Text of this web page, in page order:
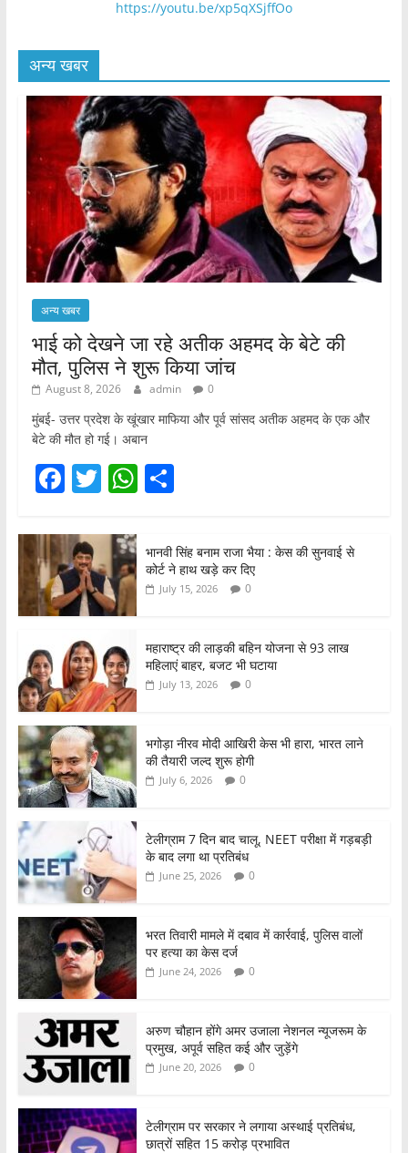
https://youtu.be/xp5qXSjffOo
अन्य खबर
अन्य खबर
भाई को देखने जा रहे अतीक अहमद के बेटे की
मौत, पुलिस ने शुरू किया जांच
August 8, 2026 admin 0
मुंबई- उत्तर प्रदेश के खूंखार माफिया और पूर्व सांसद अतीक अहमद के एक और
बेटे की मौत हो गई। अबान
F
c
e
b
o
o
k
T
itt
er
W
s
A
p
S
ar
e
भानवी सिंह बनाम राजा भैया : केस की सुनवाई से
कोर्ट ने हाथ खड़े कर दिए
July 15, 2026 0
महाराष्ट्र की लाड़की बहिन योजना से 93 लाख
महिलाएं बाहर, बजट भी घटाया
July 13, 2026 0
भगोड़ा नीरव मोदी आखिरी केस भी हारा, भारत लाने
की तैयारी जल्द शुरू होगी
July 6, 2026 0
टेलीग्राम 7 दिन बाद चालू, NEET परीक्षा में गड़बड़ी
के बाद लगा था प्रतिबंध
June 25, 2026 0
भरत तिवारी मामले में दबाव में कार्रवाई, पुलिस वालों
पर हत्या का केस दर्ज
June 24, 2026 0
अरुण चौहान होंगे अमर उजाला नेशनल न्यूजरूम के
प्रमुख, अपूर्व सहित कई और जुड़ेंगे
June 20, 2026 0
टेलीग्राम पर सरकार ने लगाया अस्थाई प्रतिबंध,
छात्रों सहित 15 करोड़ प्रभावित